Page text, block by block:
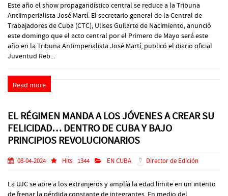
Este año el show propagandístico central se reduce a la Tribuna
Antiimperialista José Martí. El secretario general de la Central de
Trabajadores de Cuba (CTC), Ulises Guilarte de Nacimiento, anunció
este domingo que el acto central por el Primero de Mayo será este
año en la Tribuna Antimperialista José Martí, publicó el diario oficial
Juventud Reb...
Read more
EL RÉGIMEN MANDA A LOS JÓVENES A CREAR SU
FELICIDAD… DENTRO DE CUBA Y BAJO
PRINCIPIOS REVOLUCIONARIOS
08-04-2024 Hits: 1344 EN CUBA Director de Edición
La UJC se abre a los extranjeros y amplía la edad límite en un intento
de frenar la pérdida constante de integrantes. En medio del